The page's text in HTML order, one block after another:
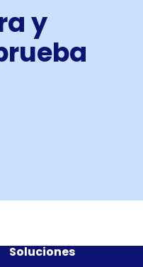
y
Soluciones